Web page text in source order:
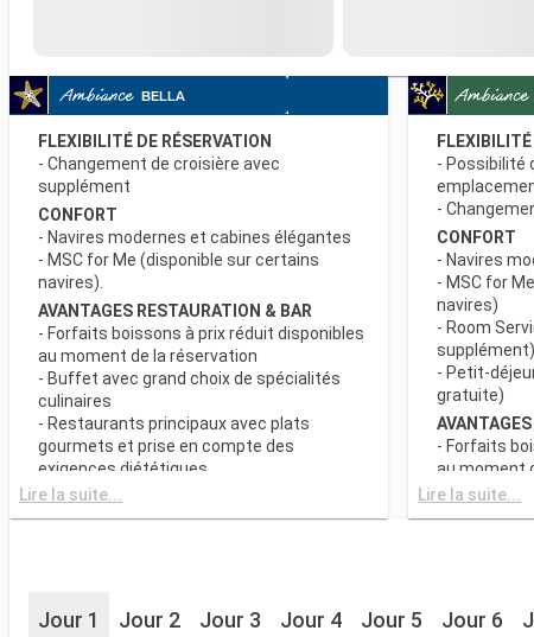
FLEXIBILITÉ DE RÉSERVATION
- Changement de croisière avec
supplément
CONFORT
- Navires modernes et cabines élégantes
- MSC for Me (disponible sur certains
navires).
AVANTAGES RESTAURATION & BAR
- Forfaits boissons à prix réduit disponibles
au moment de la réservation
- Buffet avec grand choix de spécialités
culinaires
- Restaurants principaux avec plats
gourmets et prise en compte des
exigences diététiques
SPORT ET DIVERTISSEMENTS
- Programme varié de spectacles de style
- Salle de sport équipée avec vue
panoramique
Lire la suite...
FLEXIBILITÉ
- Possibilité
-
CONFORT
- Navires
- MSC for
navires)
- Room
supplément)
- Petit-
gratuite)
- Forfaits
au moment
- Buffet
réserve de
Lire la suite...
Jour 1 Jour 2 Jour 3 Jour 4 Jour 5 Jour 6